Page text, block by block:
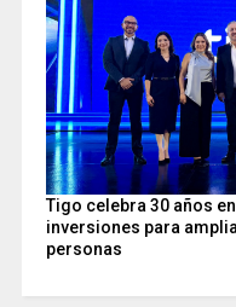
Tigo celebra 30 años
inversiones para
personas